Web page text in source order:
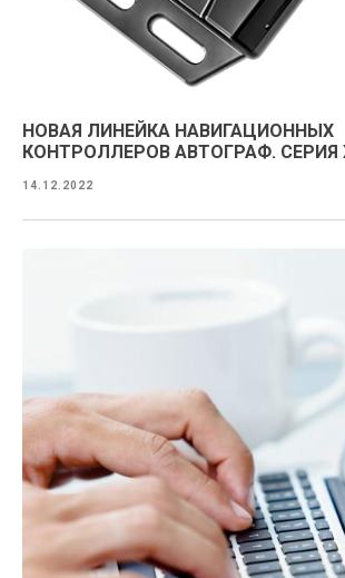
НОВАЯ ЛИНЕЙКА НАВИГАЦИОННЫХ
КОНТРОЛЛЕРОВ АВТОГРАФ. СЕРИЯ
14.12.2022